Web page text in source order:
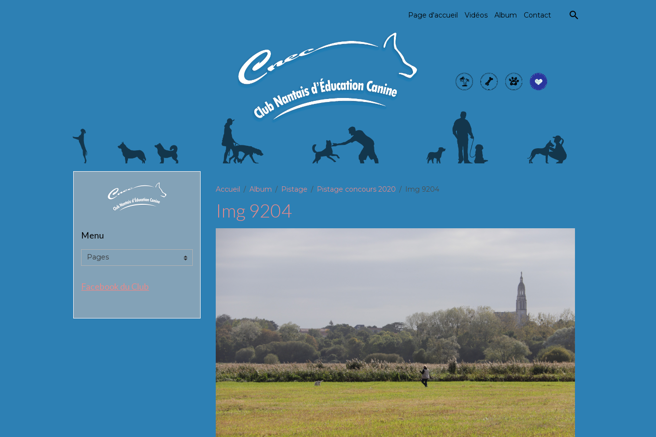
Page d'accueil Vidéos Album Contact
Accueil Album Pistage Pistage concours 2020 Img 9204
Img 9204
Menu
Facebook du Club